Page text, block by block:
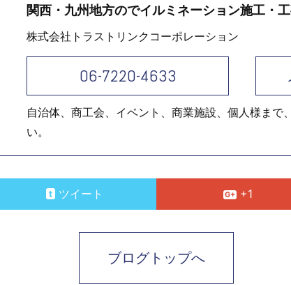
関西・九州地方のでイルミネーション施工・
株式会社トラストリンクコーポレーション
06-7220-4633
自治体、商工会、イベント、商業施設、個人様まで
い。
ツイート +1
ブログトップへ